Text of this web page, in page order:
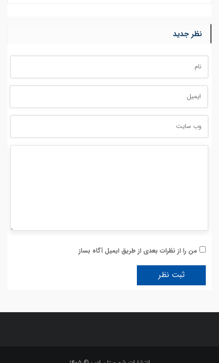
نظر جدید
من را از نظرات بعدی از طریق ایمیل آگاه بساز